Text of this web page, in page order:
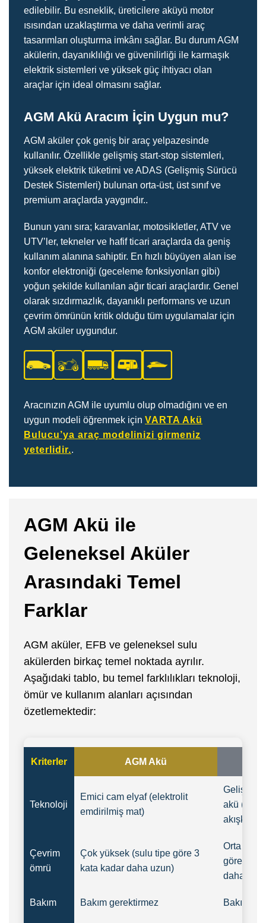
edilebilir. Bu esneklik, üreticilere aküyü motor
ısısından uzaklaştırma ve daha verimli araç
tasarımları oluşturma imkânı sağlar. Bu durum AGM
akülerin, dayanıklılığı ve güvenilirliği ile karmaşık
elektrik sistemleri ve yüksek güç ihtiyacı olan
araçlar için ideal olmasını sağlar.
AGM Akü Aracım İçin Uygun mu?
AGM aküler çok geniş bir araç yelpazesinde
kullanılır. Özellikle gelişmiş start-stop sistemleri,
yüksek elektrik tüketimi ve ADAS (Gelişmiş Sürücü
Destek Sistemleri) bulunan orta-üst, üst sınıf ve
premium araçlarda yaygındır..
Bunun yanı sıra; karavanlar, motosikletler, ATV ve
UTV’ler, tekneler ve hafif ticari araçlarda da geniş
kullanım alanına sahiptir. En hızlı büyüyen alan ise
konfor elektroniği (geceleme fonksiyonları gibi)
yoğun şekilde kullanılan ağır ticari araçlardır. Genel
olarak sızdırmazlık, dayanıklı performans ve uzun
çevrim ömrünün kritik olduğu tüm uygulamalar için
AGM aküler uygundur.
Aracınızın AGM ile uyumlu olup olmadığını ve en
uygun modeli öğrenmek için VARTA Akü
Bulucu’ya araç modelinizi girmeniz
yeterlidir..
AGM Akü ile
Geleneksel Aküler
Arasındaki Temel
Farklar
AGM aküler, EFB ve geleneksel sulu
akülerden birkaç temel noktada ayrılır.
Aşağıdaki tablo, bu temel farklılıkları teknoloji,
ömür ve kullanım alanları açısından
özetlemektedir:
Kriterler AGM Akü
Teknoloji
Emici cam elyaf (elektrolit
emdirilmiş mat)
akü
akışkan
Çevrim
ömrü
Çok yüksek (sulu tipe göre 3
kata kadar daha uzun)
Orta
göre
daha
Bakım Bakım gerektirmez Bakım